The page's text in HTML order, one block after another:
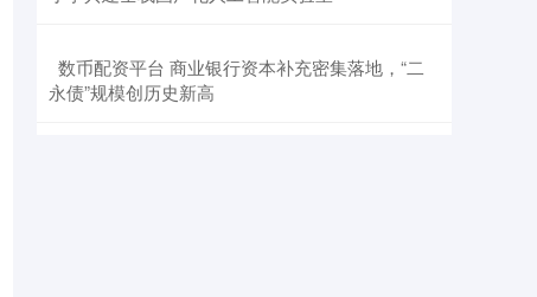
​数币配资平台 商业银行资本补充密集落地，“二
永债”规模创历史新高